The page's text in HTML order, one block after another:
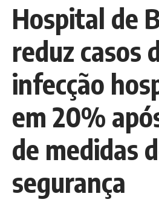
Hospital de
reduz casos
infecção
em 20%
de medidas
segurança